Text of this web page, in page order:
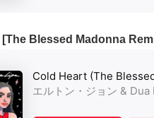
Blessed Madonna